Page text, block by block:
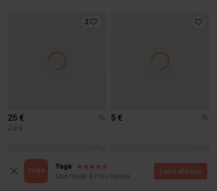
2
25 €
XL
Zara
5 € XL
Yaga
Lisa toode & müü tasuta
Laadi alla äpp